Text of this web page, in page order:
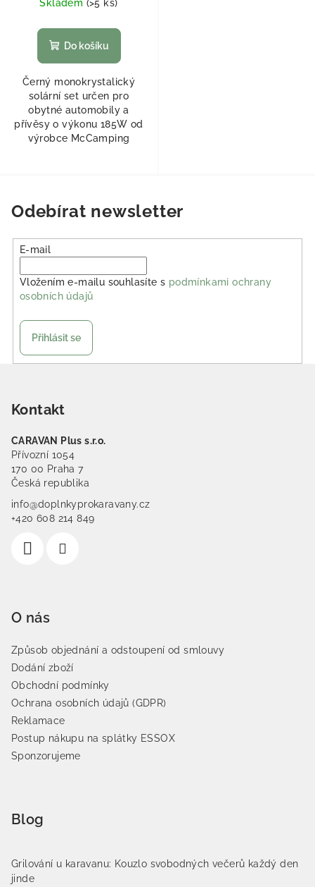
Skladem (>5 ks)
Do košíku
Černý monokrystalický
solární set určen pro
obytné automobily a
přívěsy o výkonu 185W od
výrobce McCamping
Odebírat newsletter
E-mail
Vložením e-mailu souhlasíte s podmínkami ochrany
osobních údajů
Přihlásit se
Kontakt
CARAVAN Plus s.r.o.
Přívozní 1054
170 00 Praha 7
Česká republika
info@doplnkyprokaravany.cz
+420 608 214 849
O nás
Způsob objednání a odstoupení od smlouvy
Dodání zboží
Obchodní podmínky
Ochrana osobních údajů (GDPR)
Reklamace
Postup nákupu na splátky ESSOX
Sponzorujeme
Blog
Grilování u karavanu: Kouzlo svobodných večerů každý den
jinde